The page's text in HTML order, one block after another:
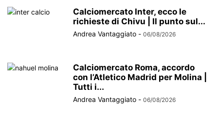
Calciomercato Inter, ecco le
richieste di Chivu | Il punto sul...
Andrea Vantaggiato - 06/08/2026
Calciomercato Roma, accordo
con l’Atletico Madrid per Molina |
Tutti i...
Andrea Vantaggiato - 06/08/2026